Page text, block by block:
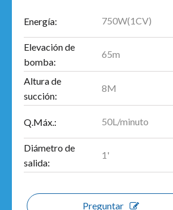
Energía: 750W(1CV)
Elevación de
bomba:
65m
Altura de
succión:
8M
Q.Máx.: 50L/minuto
Diámetro de
salida:
1'
Preguntar